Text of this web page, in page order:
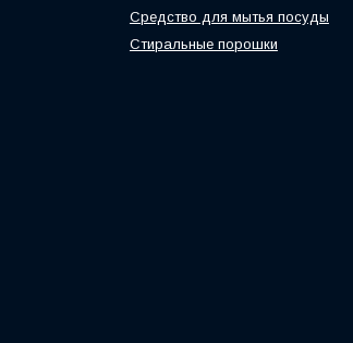
Средство для мытья посуды
Стиральные порошки